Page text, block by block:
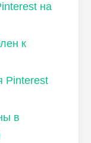
на
к
Pinterest
в